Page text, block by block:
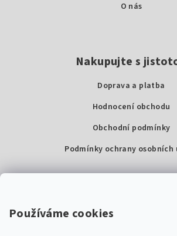
Používáme cookies
O nás
Nakupujte s
Doprava a platba
Hodnocení obchodu
Obchodní podmínky
Podmínky ochrany osobních
Super Noty, s.r.o.